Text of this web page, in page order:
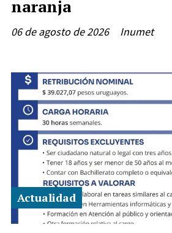
naranja
Inumet
06 de agosto de 2026
Actualidad